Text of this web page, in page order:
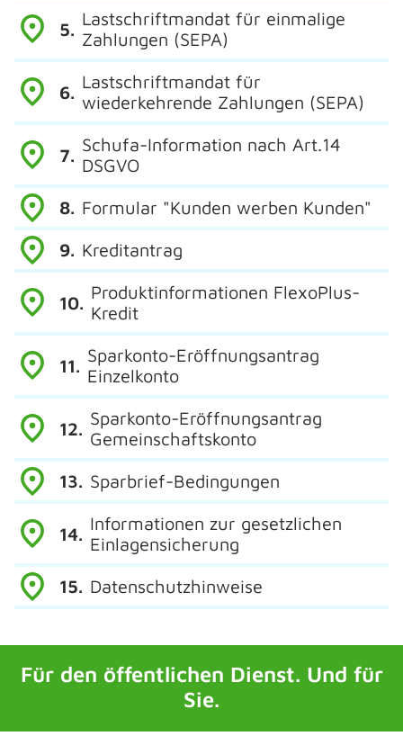
Lastschriftmandat für einmalige
Zahlungen (SEPA)
Lastschriftmandat für
wiederkehrende Zahlungen (SEPA)
Schufa-Information nach Art.14
DSGVO
Formular "Kunden werben Kunden"
Kreditantrag
Produktinformationen FlexoPlus-
Kredit
Sparkonto-Eröffnungsantrag
Einzelkonto
Sparkonto-Eröffnungsantrag
Gemeinschaftskonto
Sparbrief-Bedingungen
Informationen zur gesetzlichen
Einlagensicherung
Datenschutzhinweise
Für den öffentlichen Dienst. Und für
Sie.